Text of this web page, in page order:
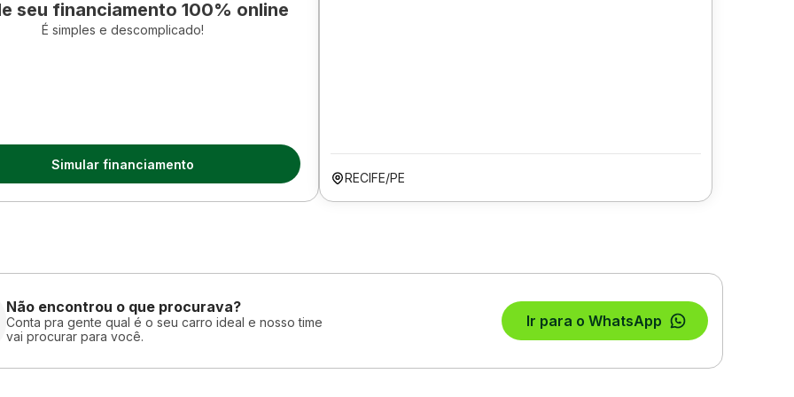
seu financiamento 100% online
É simples e descomplicado!
Simular financiamento
RECIFE/PE
Não encontrou o que procurava?
Conta pra gente qual é o seu carro ideal e nosso time
vai procurar para você.
Ir para o WhatsApp